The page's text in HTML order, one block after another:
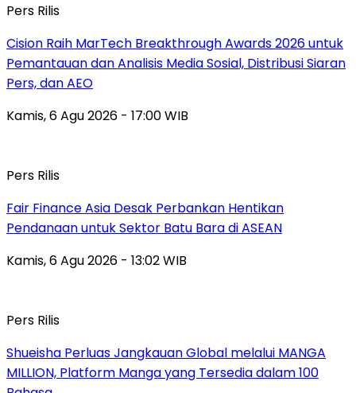
Pers Rilis
Cision Raih MarTech Breakthrough Awards 2026 untuk
Pemantauan dan Analisis Media Sosial, Distribusi Siaran
Pers, dan AEO
Kamis, 6 Agu 2026 - 17:00 WIB
Pers Rilis
Fair Finance Asia Desak Perbankan Hentikan
Pendanaan untuk Sektor Batu Bara di ASEAN
Kamis, 6 Agu 2026 - 13:02 WIB
Pers Rilis
Shueisha Perluas Jangkauan Global melalui MANGA
MILLION, Platform Manga yang Tersedia dalam 100